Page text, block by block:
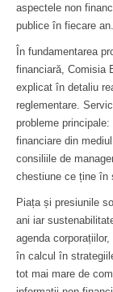
aspectele non
publice în fiecare an.
În fundamentarea
financiară, Comisia
explicat în detaliu
reglementare.
probleme
financiare din
consiliile de
chestiune ce ține în
Piața și presiunile
ani iar
agenda
în calcul în
tot mai mare de